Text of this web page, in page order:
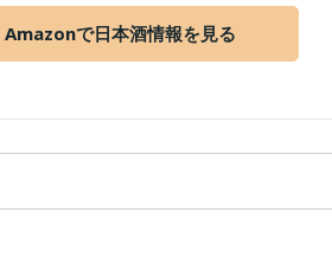
Amazonで日本酒情報を見る